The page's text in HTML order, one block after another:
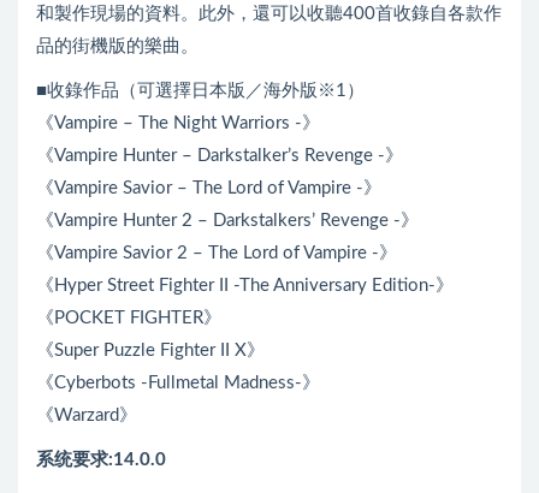
和製作現場的資料。此外，還可以收聽400首收錄自各款作
品的街機版的樂曲。
■收錄作品（可選擇日本版／海外版※1）
《Vampire – The Night Warriors -》
《Vampire Hunter – Darkstalker’s Revenge -》
《Vampire Savior – The Lord of Vampire -》
《Vampire Hunter 2 – Darkstalkers’ Revenge -》
《Vampire Savior 2 – The Lord of Vampire -》
《Hyper Street Fighter II -The Anniversary Edition-》
《POCKET FIGHTER》
《Super Puzzle Fighter II X》
《Cyberbots -Fullmetal Madness-》
《Warzard》
系统要求:14.0.0